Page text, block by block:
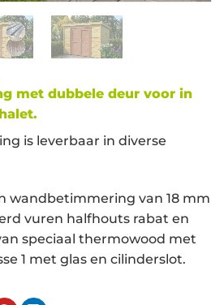
met dubbele deur voor in
is leverbaar in diverse
wandbetimmering van 18 mm
vuren halfhouts rabat en
speciaal thermowood met
1 met glas en cilinderslot.